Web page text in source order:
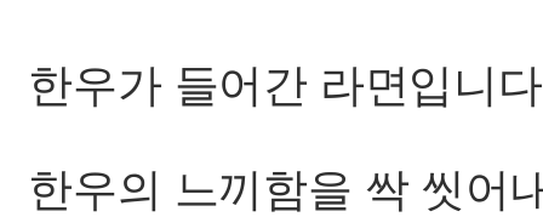
한우가 들어간 라면입니
한우의 느끼함을 싹 씻어